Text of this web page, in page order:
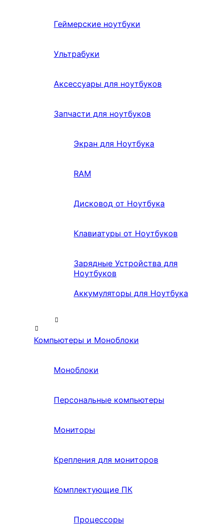
Геймерские ноутбуки
Ультрабуки
Аксессуары для ноутбуков
Запчасти для ноутбуков
Экран для Ноутбука
RAM
Дисковод от Ноутбука
Клавиатуры от Ноутбуков
Зарядные Устройства для
Ноутбуков
Аккумуляторы для Ноутбука
Компьютеры и Моноблоки
Моноблоки
Персональные компьютеры
Мониторы
Крепления для мониторов
Комплектующие ПК
Процессоры